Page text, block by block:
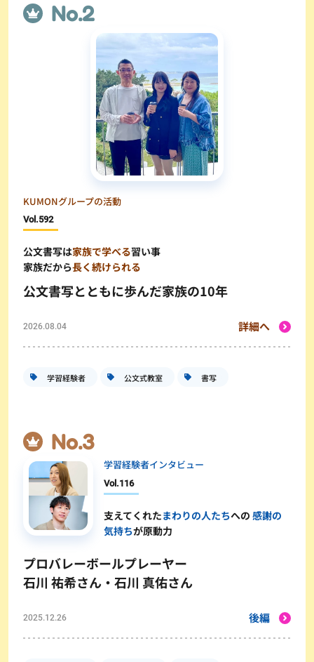
KUMONグループの活動
Vol.592
公文書写は家族で学べる習い事
家族だから長く続けられる
公文書写とともに歩んだ家族の10年
2026.08.04 詳細へ
学習経験者 公文式教室 書写
学習経験者インタビュー
Vol.116
支えてくれたまわりの人たちへの感謝の
気持ちが原動力
プロバレーボールプレーヤー
石川 祐希さん・石川 真佑さん
2025.12.26 後編